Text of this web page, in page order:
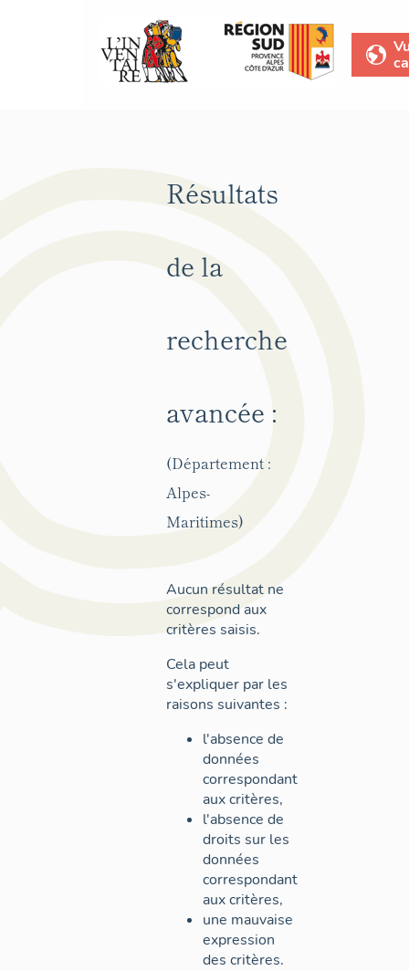
Résultats
de la
recherche
avancée :
(Département :
Alpes-
Maritimes)
Aucun résultat ne
correspond aux
critères saisis.
Cela peut
s'expliquer par les
raisons suivantes :
l'absence de
données
correspondant
aux critères,
l'absence de
droits sur les
données
correspondant
aux critères,
une mauvaise
expression
des critères.